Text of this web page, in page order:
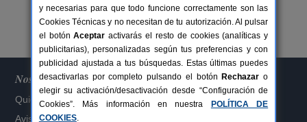
Buscar otros alojamientos
Nosotros
Quiénes somos
Aviso Legal
y necesarias para que todo funcione correctamente son las
Cookies Técnicas y no necesitan de tu autorización. Al pulsar
el botónAceptar activarás el resto de cookies (analíticas y
publicitarias), personalizadas según tus preferencias y con
publicidad ajustada a tus búsquedas. Estas últimas puedes
desactivarlas por completo pulsando el botón Rechazar o
elegir su activación/desactivación desde “Configuración de
Cookies”. Más información en nuestra
POLÍTICA DE
COOKIES.